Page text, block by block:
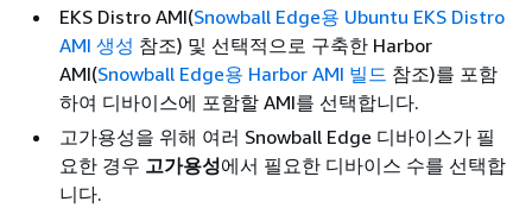
EKS Distro AMI(Snowball Edge용 Ubuntu EKS Distro
AMI 생성 참조) 및 선택적으로 구축한 Harbor
AMI(Snowball Edge용 Harbor AMI 빌드 참조)를 포함
하여 디바이스에 포함할 AMI를 선택합니다.
고가용성을 위해 여러 Snowball Edge 디바이스가 필
요한 경우 고가용성에서 필요한 디바이스 수를 선택합
니다.